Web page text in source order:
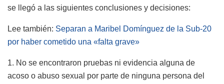
se llegó a las siguientes conclusiones y decisiones:
Lee también: Separan a Maribel Domínguez de la Sub-20
por haber cometido una «falta grave»
1. No se encontraron pruebas ni evidencia alguna de
acoso o abuso sexual por parte de ninguna persona del